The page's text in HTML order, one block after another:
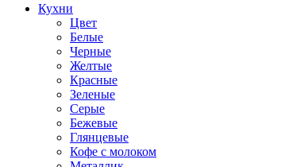
Кухни
Цвет
Белые
Черные
Желтые
Красные
Зеленые
Серые
Бежевые
Глянцевые
Кофе с молоком